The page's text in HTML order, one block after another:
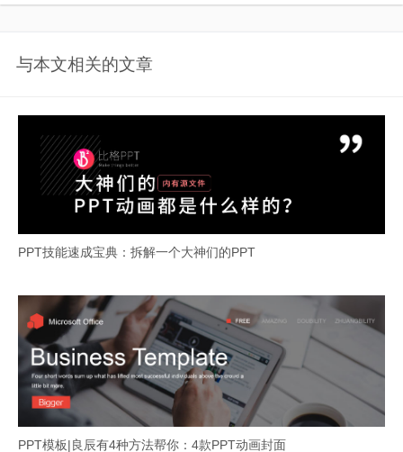
与本文相关的文章
PPT技能速成宝典：拆解一个大神们的PPT
PPT模板|良辰有4种方法帮你：4款PPT动画封面